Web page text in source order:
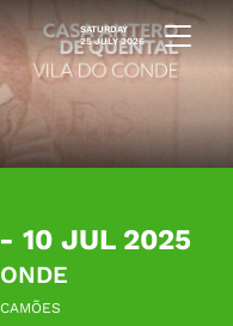
SATURDAY
25 JULY 2026
10 JUL 2025